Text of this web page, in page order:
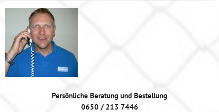
Persönliche Beratung und Bestellung
0650 / 213 7446